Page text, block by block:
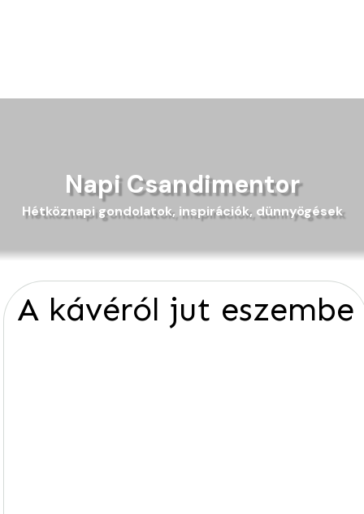
Napi Csandimentor
Hétköznapi gondolatok, inspirációk, dünnyögések
A kávéról jut eszembe